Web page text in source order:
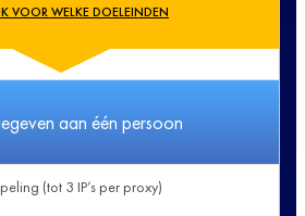
VOOR WELKE DOELEINDEN
aan één persoon
(tot 3 IP’s per proxy)